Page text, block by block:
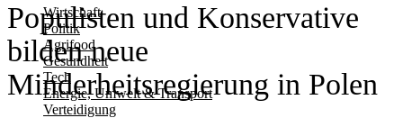
Wirtschaft
Politik
Agrifood
Gesundheit
Tech
Energie, Umwelt & Transport
Verteidigung
Populisten und Konservative
bilden neue
Minderheitsregierung in Polen